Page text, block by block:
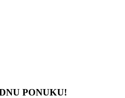
PONUKU!